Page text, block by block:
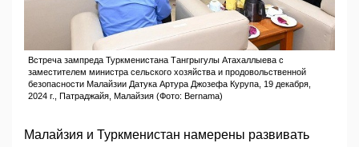
Встреча зампреда Туркменистана Тангрыгулы Атахаллыева с
заместителем министра сельского хозяйства и продовольственной
безопасности Малайзии Датука Артура Джозефа Курупа, 19 декабря,
2024 г., Патраджайя, Малайзия (Фото: Bernama)
Малайзия и Туркменистан намерены развивать